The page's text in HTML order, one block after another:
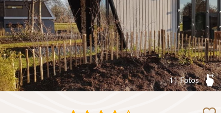
11 Fotos